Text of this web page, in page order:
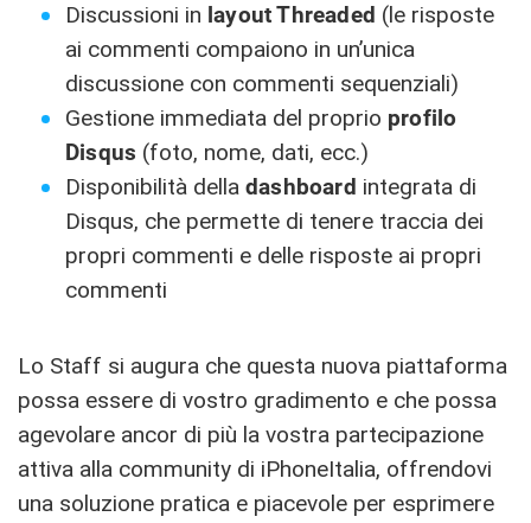
Discussioni in layout Threaded (le risposte
ai commenti compaiono in un’unica
discussione con commenti sequenziali)
Gestione immediata del proprio profilo
Disqus (foto, nome, dati, ecc.)
Disponibilità della dashboard integrata di
Disqus, che permette di tenere traccia dei
propri commenti e delle risposte ai propri
commenti
Lo Staff si augura che questa nuova piattaforma
possa essere di vostro gradimento e che possa
agevolare ancor di più la vostra partecipazione
attiva alla community di iPhoneItalia, offrendovi
una soluzione pratica e piacevole per esprimere